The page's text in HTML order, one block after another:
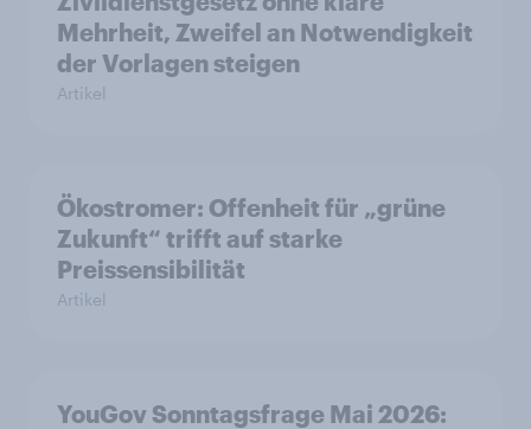
Mehrheit, Zweifel an Notwendigkeit
der Vorlagen steigen
Artikel
Ökostromer: Offenheit für „grüne
Zukunft“ trifft auf starke
Preissensibilität
Artikel
YouGov Sonntagsfrage Mai 2026: